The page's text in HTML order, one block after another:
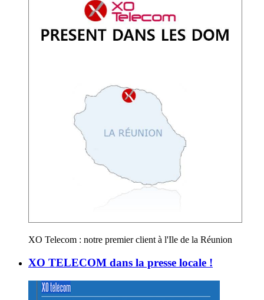
XO Telecom : notre premier client à l'Ile de la Réunion
XO TELECOM dans la presse locale !